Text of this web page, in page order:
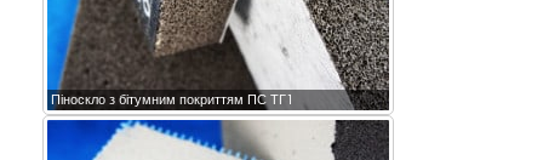
Піноскло з бітумним покриттям ПС ТГ1